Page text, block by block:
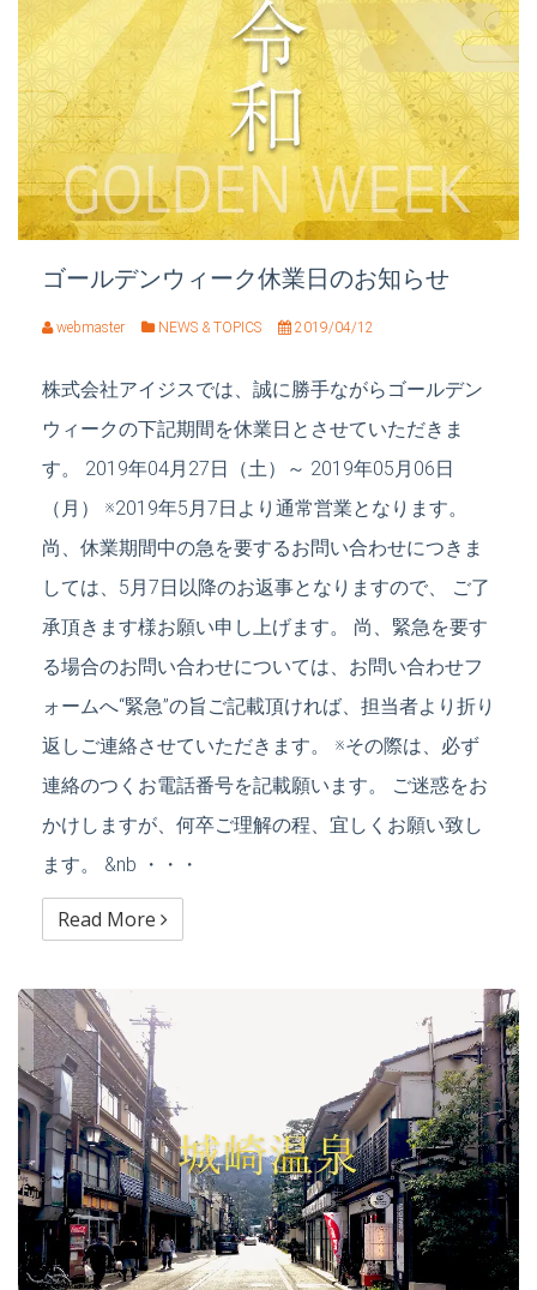
ゴールデンウィーク休業日のお知らせ
webmaster NEWS & TOPICS 2019/04/12
株式会社アイジスでは、誠に勝手ながらゴールデン
ウィークの下記期間を休業日とさせていただきま
す。 2019年04月27日（土）～ 2019年05月06日
（月） ※2019年5月7日より通常営業となります。
尚、休業期間中の急を要するお問い合わせにつきま
しては、5月7日以降のお返事となりますので、 ご了
承頂きます様お願い申し上げます。 尚、緊急を要す
る場合のお問い合わせについては、お問い合わせフ
ォームへ“緊急”の旨ご記載頂ければ、担当者より折り
返しご連絡させていただきます。 ※その際は、必ず
連絡のつくお電話番号を記載願います。 ご迷惑をお
かけしますが、何卒ご理解の程、宜しくお願い致し
ます。 &nb ・・・
Read More